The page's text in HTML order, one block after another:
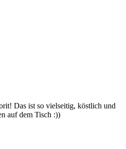
Das ist so vielseitig, köstlich und
auf dem Tisch :))